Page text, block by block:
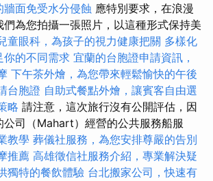
面免受水分侵蝕 應特別要求，在浪漫
們為您拍攝一張照片，以這種形式保持美
童眼科，為孩子的視力健康把關 多樣化
你的不同需求 宜蘭的台胞證申請資訊，
下午茶外燴，為您帶來輕鬆愉快的午後
台胞證 自助式餐點外燴，讓賓客自由選
略 請注意，這次旅行沒有公開評估，因
公司（Mahart）經營的公共服務船服
教學 葬儀社服務，為您安排尊嚴的告別
推薦 高雄徵信社服務介紹，專業解決疑
獨特的餐飲體驗 台北搬家公司，快速有